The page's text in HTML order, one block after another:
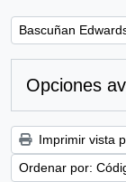
Remove filter:
Bascuñan
Opciones
Imprimir vista
Ordenar por: